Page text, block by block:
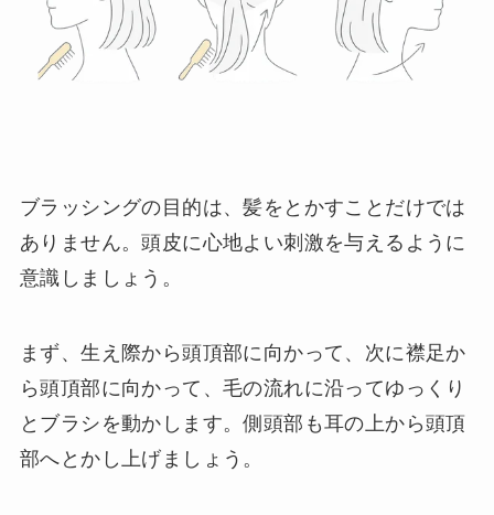
ブラッシングの目的は、髪をとかすことだけでは
ありません。頭皮に心地よい刺激を与えるように
意識しましょう。
まず、生え際から頭頂部に向かって、次に襟足か
ら頭頂部に向かって、毛の流れに沿ってゆっくり
とブラシを動かします。側頭部も耳の上から頭頂
部へとかし上げましょう。